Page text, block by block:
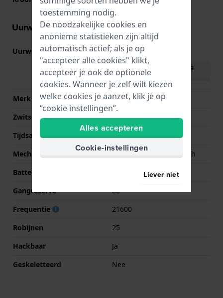
Uurwerk informatie
Uurwerk nr. H-40(Bekijk specificaties
Download handleiding
(meertalig)
Merk uurwerk
ETA
Zwitsers uurwerk
Ja
Tijdsaanduiding
Mechanisme
Mechanisch automatisch
Batterij
No battery needed
Gangreserve
80
Frequentie
21600
Robijnen
25
Hackbaar
Ja
Geskeletteerd
Nee
toestemming nodig.
De noodzakelijke cookies en
anonieme statistieken zijn altijd
automatisch actief; als je op
"accepteer alle cookies" klikt,
accepteer je ook de optionele
cookies. Wanneer je zelf wilt kiezen
welke cookies je aanzet, klik je op
“cookie instellingen”.
Alles accepteren
Cookie-instellingen
Liever niet